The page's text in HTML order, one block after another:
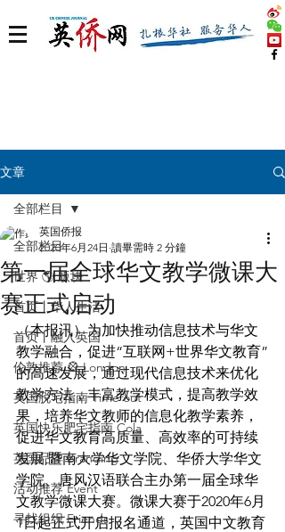
文章
全部栏目
世界 🌎 版块
首页丨华人生活
首页丨融入英国
伦敦推荐 🎡 London
英国脱宅指南 Time out
英国快乐肥宅指南 Cola
英国品牌 Branding
活动推荐 Event
寻找组织 Friends
全部栏目
第一届全球华文教学微课大
赛正式启动
英国侨报
2020年6月24日 讀畢需時 2 分鐘
（本报讯）为加快推动信息技术与华文
教学融合，促进“互联网+世界华文教育”
的高速发展，通过现代信息技术来优化
教学方法，丰富教学模式，提高教学效
果，培养华文教师的信息化教学素养，
促进华文教育高质量、高效率的可持续
发展,暨南大学华文学院、华侨大学华文
学院、唐风汉语联合主办第一届全球华
文教学微课大赛。微课大赛于2020年6月
1日起正式开启报名通道，英国中文教育